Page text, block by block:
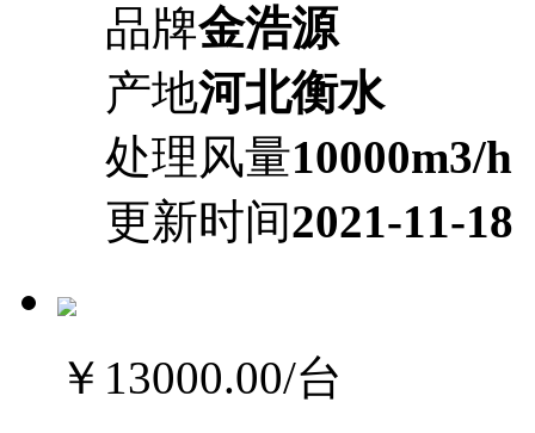
品牌金浩源
产地河北衡水
处理风量10000m3/h
更新时间2021-11-18
￥13000.00/台